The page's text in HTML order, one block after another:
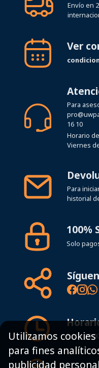
Envío en
Ver
Para
16 10
Horario
Viernes
Para
historial
100%
Solo
8:00 -
Utilizamos
para fines
publicidad